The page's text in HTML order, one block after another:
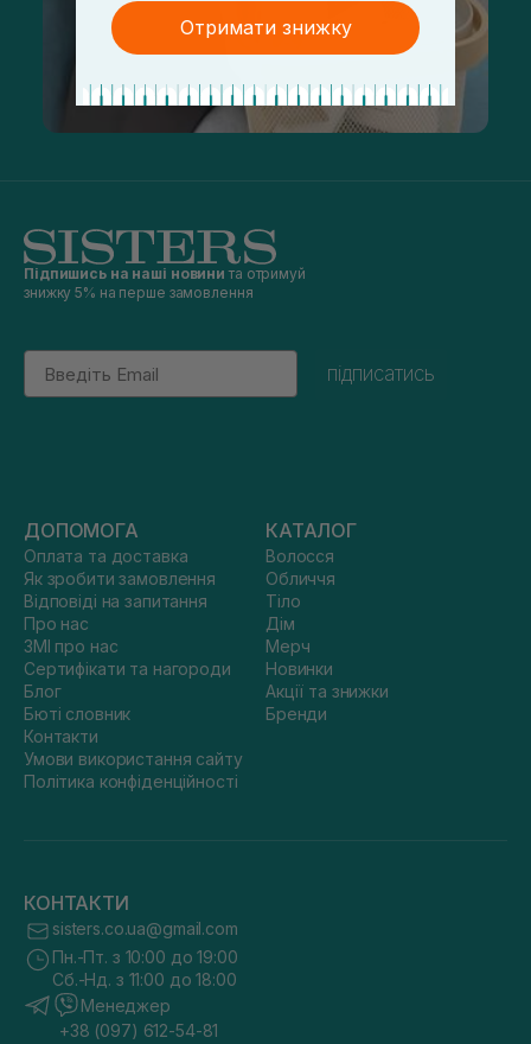
Підпишись на наші новини та отримуй
знижку 5% на перше замовлення
Email
підписатись
ДОПОМОГА
Оплата та доставка
Як зробити замовлення
Відповіді на запитання
Про нас
ЗМІ про нас
Сертифікати та нагороди
Блог
Бюті словник
Контакти
Умови використання сайту
Політика конфіденційності
КАТАЛОГ
Волосся
Обличчя
Тіло
Дім
Мерч
Новинки
Акції та знижки
Бренди
КОНТАКТИ
sisters.co.ua@gmail.com
Пн.-Пт. з 10:00 до 19:00
Сб.-Нд. з 11:00 до 18:00
Менеджер
+38 (097) 612-54-81
Отримати знижку